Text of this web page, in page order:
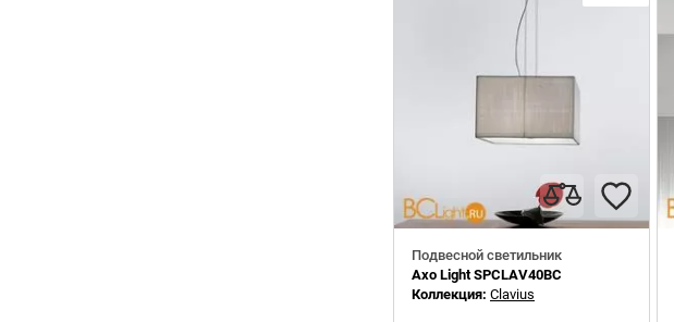
Подвесной светильник
Axo Light SPCLAV40BC
Коллекция: Clavius